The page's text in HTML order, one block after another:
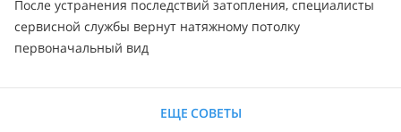
После устранения последствий затопления, специалисты
сервисной службы вернут натяжному потолку
первоначальный вид
ЕЩЕ СОВЕТЫ